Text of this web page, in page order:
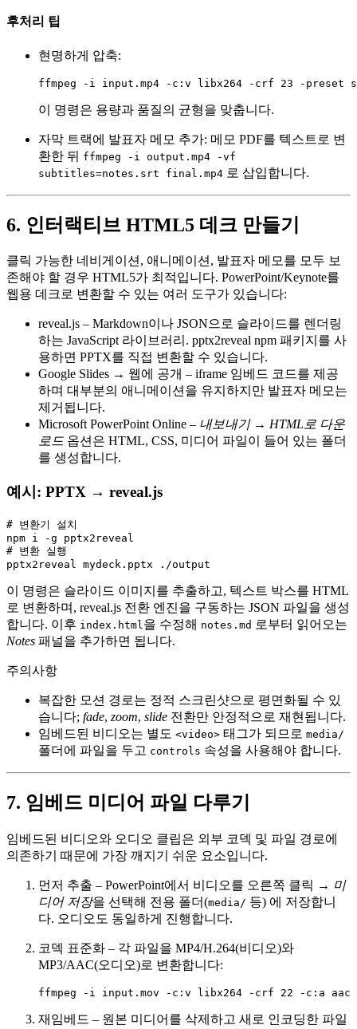
후처리 팁
현명하게 압축:
이 명령은 용량과 품질의 균형을 맞춥니다.
자막 트랙에 발표자 메모 추가: 메모 PDF를 텍스트로 변
환한 뒤 ffmpeg -i output.mp4 -vf
subtitles=notes.srt final.mp4 로 삽입합니다.
6. 인터랙티브 HTML5 데크 만들기
클릭 가능한 네비게이션, 애니메이션, 발표자 메모를 모두 보
존해야 할 경우 HTML5가 최적입니다. PowerPoint/Keynote를
웹용 데크로 변환할 수 있는 여러 도구가 있습니다:
reveal.js – Markdown이나 JSON으로 슬라이드를 렌더링
하는 JavaScript 라이브러리. pptx2reveal npm 패키지를 사
용하면 PPTX를 직접 변환할 수 있습니다.
Google Slides → 웹에 공개 – iframe 임베드 코드를 제공
하며 대부분의 애니메이션을 유지하지만 발표자 메모는
제거됩니다.
Microsoft PowerPoint Online – 내보내기 → HTML로 다운
로드 옵션은 HTML, CSS, 미디어 파일이 들어 있는 폴더
를 생성합니다.
예시: PPTX → reveal.js
# 변환기 설치
npm i -g pptx2reveal
# 변환 실행
이 명령은 슬라이드 이미지를 추출하고, 텍스트 박스를 HTML
로 변환하며, reveal.js 전환 엔진을 구동하는 JSON 파일을 생성
합니다. 이후 index.html 을 수정해 notes.md 로부터 읽어오는
Notes 패널을 추가하면 됩니다.
주의사항
복잡한 모션 경로는 정적 스크린샷으로 평면화될 수 있
습니다; fade, zoom, slide 전환만 안정적으로 재현됩니다.
임베드된 비디오는 별도 <video> 태그가 되므로 media/
폴더에 파일을 두고 controls 속성을 사용해야 합니다.
7. 임베드 미디어 파일 다루기
임베드된 비디오와 오디오 클립은 외부 코덱 및 파일 경로에
의존하기 때문에 가장 깨지기 쉬운 요소입니다.
먼저 추출 – PowerPoint에서 비디오를 오른쪽 클릭 → 미
디어 저장을 선택해 전용 폴더(media/ 등) 에 저장합니
다. 오디오도 동일하게 진행합니다.
코덱 표준화 – 각 파일을 MP4/H.264(비디오)와
MP3/AAC(오디오)로 변환합니다:
재임베드 – 원본 미디어를 삭제하고 새로 인코딩한 파일